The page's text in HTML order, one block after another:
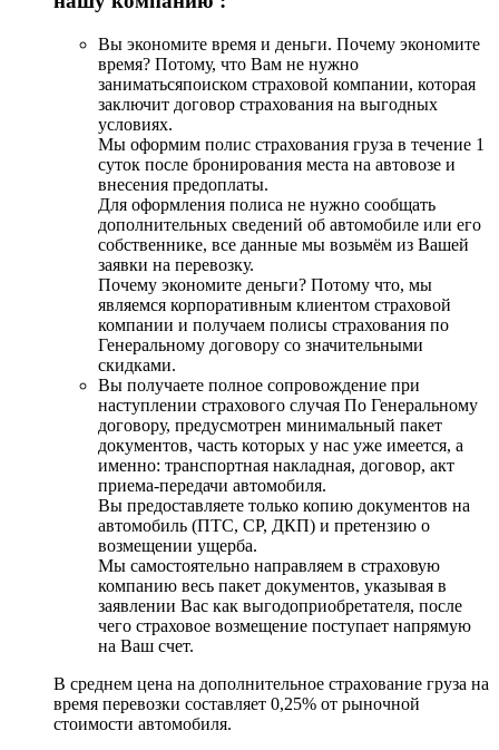
Вы экономите время и деньги. Почему экономите
время? Потому, что Вам не нужно
заниматьсяпоиском страховой компании, которая
заключит договор страхования на выгодных
условиях.
Мы оформим полис страхования груза в течение 1
суток после бронирования места на автовозе и
внесения предоплаты.
Для оформления полиса не нужно сообщать
дополнительных сведений об автомобиле или его
собственнике, все данные мы возьмём из Вашей
заявки на перевозку.
Почему экономите деньги? Потому что, мы
являемся корпоративным клиентом страховой
компании и получаем полисы страхования по
Генеральному договору со значительными
скидками.
Вы получаете полное сопровождение при
наступлении страхового случая По Генеральному
договору, предусмотрен минимальный пакет
документов, часть которых у нас уже имеется, а
именно: транспортная накладная, договор, акт
приема-передачи автомобиля.
Вы предоставляете только копию документов на
автомобиль (ПТС, СР, ДКП) и претензию о
возмещении ущерба.
Мы самостоятельно направляем в страховую
компанию весь пакет документов, указывая в
заявлении Вас как выгодоприобретателя, после
чего страховое возмещение поступает напрямую
на Ваш счет.
В среднем цена на дополнительное страхование груза на
время перевозки составляет 0,25% от рыночной
стоимости автомобиля.